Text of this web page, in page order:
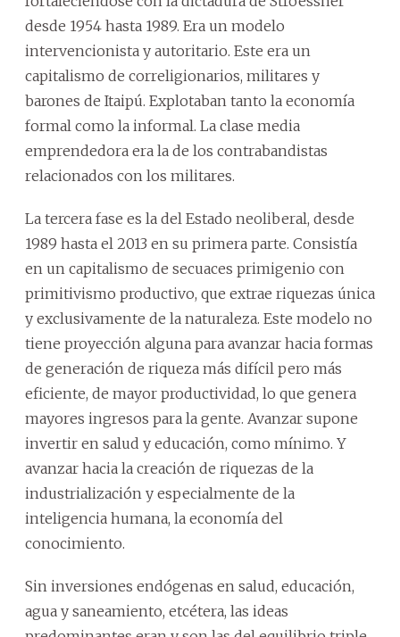
desde 1954 hasta 1989. Era un modelo
intervencionista y autoritario. Este era un
capitalismo de correligionarios, militares y
barones de Itaipú. Explotaban tanto la economía
formal como la informal. La clase media
emprendedora era la de los contrabandistas
relacionados con los militares.
La tercera fase es la del Estado neoliberal, desde
1989 hasta el 2013 en su primera parte. Consistía
en un capitalismo de secuaces primigenio con
primitivismo productivo, que extrae riquezas única
y exclusivamente de la naturaleza. Este modelo no
tiene proyección alguna para avanzar hacia formas
de generación de riqueza más difícil pero más
eficiente, de mayor productividad, lo que genera
mayores ingresos para la gente. Avanzar supone
invertir en salud y educación, como mínimo. Y
avanzar hacia la creación de riquezas de la
industrialización y especialmente de la
inteligencia humana, la economía del
conocimiento.
Sin inversiones endógenas en salud, educación,
agua y saneamiento, etcétera, las ideas